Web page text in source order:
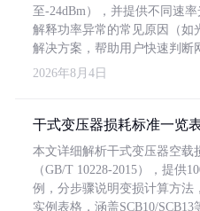
至-24dBm），并提供不同速
解释功率异常的常见原因（如
解决方案，帮助用户快速判断
2026年8月4日
干式变压器损耗标准一览
本文详细解析干式变压器空载
（GB/T 10228-2015），提供
例，分步骤说明变损计算方法
实例表格，涵盖SCB10/